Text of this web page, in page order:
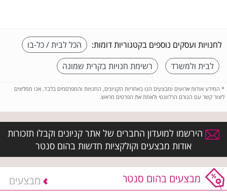
לחנויות ועסקים נוספים בקטגוריות דומות:
הכל לבית / כל-בו
לבית ולמשרד
רשימת חנויות בקרית שמונה
* המידע אודות ארועים ומבצעים הנו באחריות הקניונים, החנויות והמפרסמים בלבד. אנו ממליצים
ליצור קשר עם הגורם הרלוונטי ולאמת את הפרטים מראש.
הירשמו למועדון החברים של אתר קניונים וקבלו תזכורות
אודות מבצעים וקולקציות חדשות בהום סנטר
מבצעים בהום סנטר מבצעים